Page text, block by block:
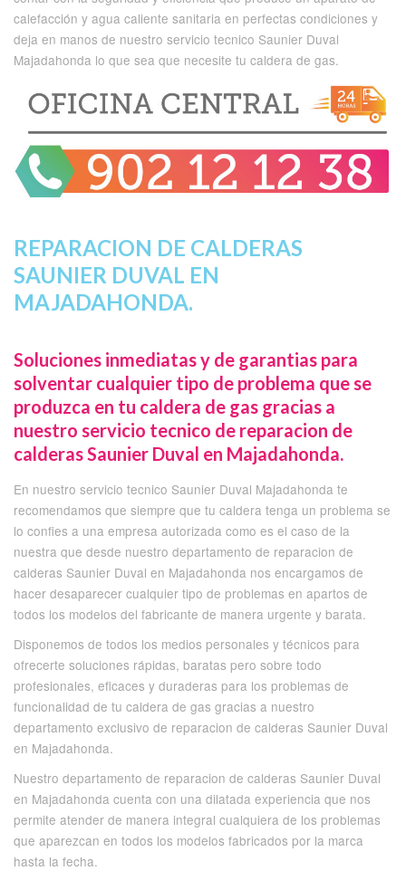
calefacción y agua caliente sanitaria en perfectas condiciones y
deja en manos de nuestro servicio tecnico Saunier Duval
Majadahonda lo que sea que necesite tu caldera de gas.
REPARACION DE CALDERAS
SAUNIER DUVAL EN
MAJADAHONDA.
Soluciones inmediatas y de garantias para
solventar cualquier tipo de problema que se
produzca en tu caldera de gas gracias a
nuestro servicio tecnico de reparacion de
calderas Saunier Duval en Majadahonda.
En nuestro servicio tecnico Saunier Duval Majadahonda te
recomendamos que siempre que tu caldera tenga un problema se
lo confies a una empresa autorizada como es el caso de la
nuestra que desde nuestro departamento de reparacion de
calderas Saunier Duval en Majadahonda nos encargamos de
hacer desaparecer cualquier tipo de problemas en apartos de
todos los modelos del fabricante de manera urgente y barata.
Disponemos de todos los medios personales y técnicos para
ofrecerte soluciones rápidas, baratas pero sobre todo
profesionales, eficaces y duraderas para los problemas de
funcionalidad de tu caldera de gas gracias a nuestro
departamento exclusivo de reparacion de calderas Saunier Duval
en Majadahonda.
Nuestro departamento de reparacion de calderas Saunier Duval
en Majadahonda cuenta con una dilatada experiencia que nos
permite atender de manera integral cualquiera de los problemas
que aparezcan en todos los modelos fabricados por la marca
hasta la fecha.